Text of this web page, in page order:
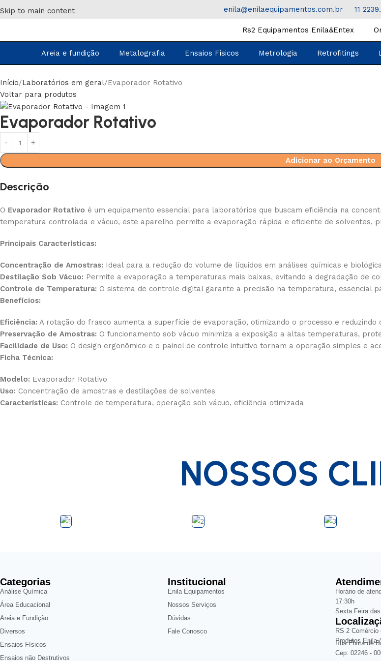
Skip to main content enila@enilaequipamentos.com.br 11
Rs2 Equipamentos Enila&Entex
Areia e fundição Metalografia Ensaios Físicos Metrologia Retrofitings
Início Laboratórios em geral Evaporador Rotativo
Voltar para produtos
Evaporador Rotativo
Adicionar ao Orçamento
Descrição
O Evaporador Rotativo é um equipamento essencial para laboratórios que buscam eficiência na
temperatura controlada e vácuo, este aparelho permite a evaporação rápida e eficiente de solventes,
Principais Características:
Concentração de Amostras: Ideal para a redução do volume de líquidos em análises químicas e
Destilação Sob Vácuo: Permite a evaporação a temperaturas mais baixas, evitando a degradação de
Controle de Temperatura: O sistema de controle digital garante a precisão na temperatura, essencial
Benefícios:
Eficiência: A rotação do frasco aumenta a superfície de evaporação, otimizando o processo e reduzindo
Preservação de Amostras: O funcionamento sob vácuo minimiza a exposição a altas temperaturas,
Facilidade de Uso: O design ergonômico e o painel de controle intuitivo tornam a operação simples e
Ficha Técnica:
Modelo: Evaporador Rotativo
Uso: Concentração de amostras e destilações de solventes
Características: Controle de temperatura, operação sob vácuo, eficiência otimizada
NOSSOS
Categorias
Análise Química
Área Educacional
Areia e Fundição
Diversos
Ensaios Físicos
Ensaios não Destrutivos
Institucional
Enila Equipamentos
Nossos Serviços
Dúvidas
Fale Conosco
Horário de
17:30h
Sexta Feira
RS 2
Produtos Enila
Rua Elvira de
Cep: 02246 -